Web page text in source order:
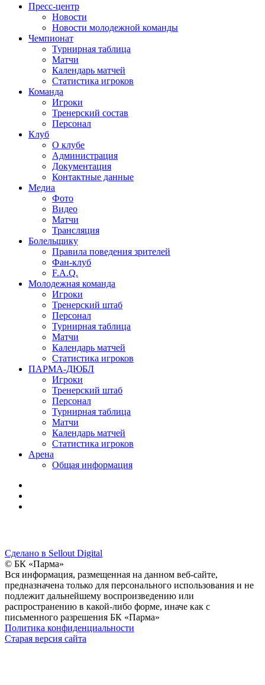
Пресс-центр
Новости
Новости молодежной команды
Чемпионат
Турнирная таблица
Матчи
Календарь матчей
Статистика игроков
Команда
Игроки
Тренерский состав
Персонал
Клуб
О клубе
Администрация
Документация
Контактные данные
Медиа
Фото
Видео
Матчи
Трансляция
Болельщику
Правила поведения зрителей
Фан-клуб
F.A.Q.
Молодежная команда
Игроки
Тренерский штаб
Персонал
Турнирная таблица
Матчи
Календарь матчей
Статистика игроков
ПАРМА-ДЮБЛ
Игроки
Тренерский штаб
Персонал
Турнирная таблица
Матчи
Календарь матчей
Статистика игроков
Арена
Общая информация
Сделано в Sellout Digital
© БК «Парма»
Вся информация, размещенная на данном веб-сайте,
предназначена только для персонального использования и не
подлежит дальнейшему воспроизведению или
распространению в какой-либо форме, иначе как с
письменного разрешения БК «Парма»
Политика конфиденциальности
Старая версия сайта